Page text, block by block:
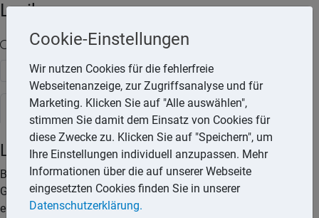
Lexika
Volltext-Suche in den Lexika
Suchen
Rechtslexikon
Lastschrifteinzug
Beim Lastschriftverfahren beauftragt der Inhaber eines
Girokontos ein Unternehmen, Geld von seinem Konto
einzuziehen. Gleichzeitig erteilt er seiner Bank oder Sparkasse
Cookie-Einstellungen
Wir nutzen Cookies für die fehlerfreie
Webseitenanzeige, zur Zugriffsanalyse und für
Marketing. Klicken Sie auf "Alle auswählen",
stimmen Sie damit dem Einsatz von Cookies für
diese Zwecke zu. Klicken Sie auf "Speichern", um
Ihre Einstellungen individuell anzupassen. Mehr
Informationen über die auf unserer Webseite
eingesetzten Cookies finden Sie in unserer
Datenschutzerklärung.